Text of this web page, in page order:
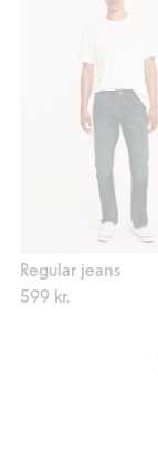
Regular jeans
599 kr.